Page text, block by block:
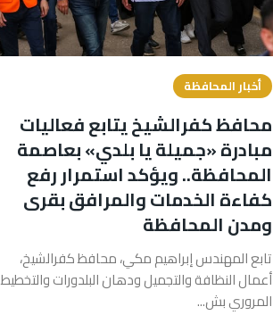
أخبار المحافظة
محافظ كفرالشيخ يتابع فعاليات
مبادرة «جميلة يا بلدي» بعاصمة
المحافظة.. ويؤكد استمرار رفع
كفاءة الخدمات والمرافق بقرى
ومدن المحافظة
تابع المهندس إبراهيم مكي، محافظ كفرالشيخ،
أعمال النظافة والتجميل ودهان البلدورات والتخطيط
المروري بش...